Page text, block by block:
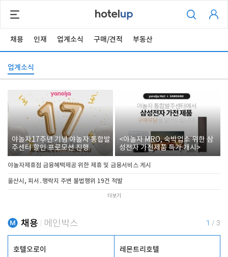
채용 인재 업계소식 구매/견적 부동산
업계소식
야놀자17주년 기념 야놀자 통합발
주센터 할인 프로모션 진행
<야놀자 MRO, 숙박업소 위한 삼
성전자 가전제품 특가 개시>
야놀자제휴점 금융혜택제공 위한 제휴 및 금융서비스 게시
울산시, 피서․행락지 주변 불법행위 19건 적발
더보기
채용 메인박스 1 / 3
호텔오로이 레몬트리호텔